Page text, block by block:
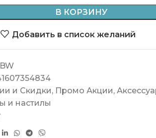
В КОРЗИНУ
Добавить в список желаний
и Скидки, Промо Акции,
и настилы